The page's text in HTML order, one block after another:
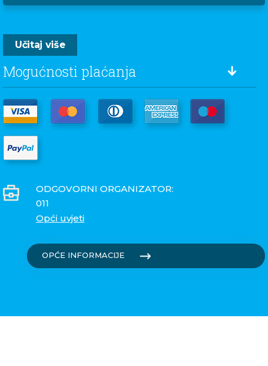
Učitaj više
Mogućnosti plaćanja
ODGOVORNI ORGANIZATOR:
011
Opći uvjeti
OPĆE INFORMACIJE